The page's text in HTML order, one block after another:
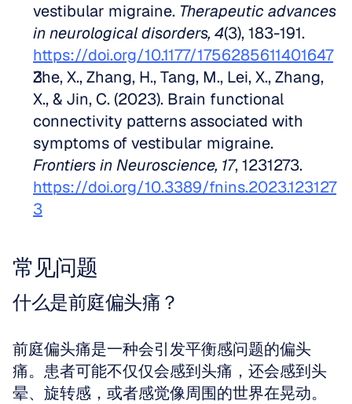
vestibular migraine. Therapeutic advances
in neurological disorders, 4
https://doi.org/10.1177/1756285611401647
Zhe, X., Zhang, H., Tang, M., Lei, X., Zhang,
X., & Jin, C. (2023). Brain functional
connectivity patterns associated with
Frontiers in Neuroscience, 17
https://doi.org/10.3389/fnins.2023.123127
3
常见问题
什么是前庭偏头痛？
前庭偏头痛是一种会引发平衡感问题的偏头
痛。患者可能不仅仅会感到头痛，还会感到头
晕、旋转感，或者感觉像周围的世界在晃动。